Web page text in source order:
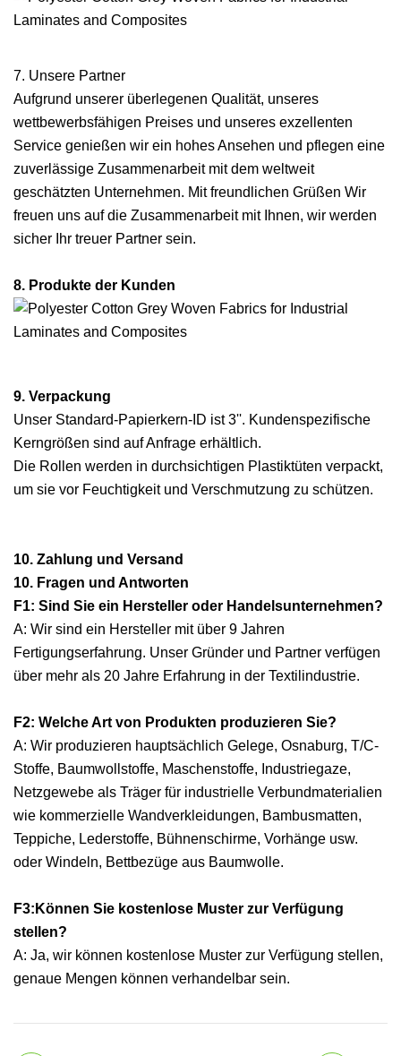
7. Unsere Partner
Aufgrund unserer überlegenen Qualität, unseres
wettbewerbsfähigen Preises und unseres exzellenten
Service genießen wir ein hohes Ansehen und pflegen eine
zuverlässige Zusammenarbeit mit dem weltweit
geschätzten Unternehmen. Mit freundlichen Grüßen Wir
freuen uns auf die Zusammenarbeit mit Ihnen, wir werden
sicher Ihr treuer Partner sein.
8. Produkte der Kunden
9. Verpackung
Unser Standard-Papierkern-ID ist 3''. Kundenspezifische
Kerngrößen sind auf Anfrage erhältlich.
Die Rollen werden in durchsichtigen Plastiktüten verpackt,
um sie vor Feuchtigkeit und Verschmutzung zu schützen.
10. Zahlung und Versand
10. Fragen und Antworten
F1: Sind Sie ein Hersteller oder Handelsunternehmen?
A: Wir sind ein Hersteller mit über 9 Jahren
Fertigungserfahrung. Unser Gründer und Partner verfügen
über mehr als 20 Jahre Erfahrung in der Textilindustrie.
F2: Welche Art von Produkten produzieren Sie?
A: Wir produzieren hauptsächlich Gelege, Osnaburg, T/C-
Stoffe, Baumwollstoffe, Maschenstoffe, Industriegaze,
Netzgewebe als Träger für industrielle Verbundmaterialien
wie kommerzielle Wandverkleidungen, Bambusmatten,
Teppiche, Lederstoffe, Bühnenschirme, Vorhänge usw.
oder Windeln, Bettbezüge aus Baumwolle.
F3: Können Sie kostenlose Muster zur Verfügung
stellen?
A: Ja, wir können kostenlose Muster zur Verfügung stellen,
genaue Mengen können verhandelbar sein.